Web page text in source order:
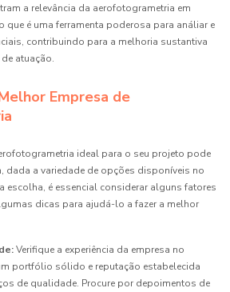
a relevância da aerofotogrametria em
que é uma ferramenta poderosa para análiar e
contribuindo para a melhoria sustantiva
atuação.
Empresa de
ideal para o seu projeto pode
dada a variedade de opções disponíveis no
escolha, é essencial considerar alguns fatores
dicas para ajudá-lo a fazer a melhor
Verifique a experiência da empresa no
portfólio sólido e reputação estabelecida
de qualidade. Procure por depoimentos de